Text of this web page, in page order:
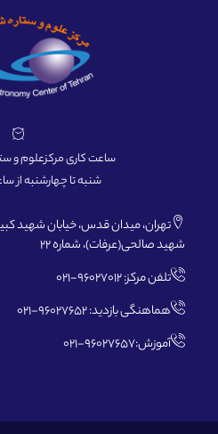
ساعت کاری مرکزعلوم و
شنبه تا چهارشنبه از ساعت 8
تهران، میدان قدس، خیابان شهید
شهید صالحی(عرفات)، شماره 22
تلفن مرکز: 96027012-021
هماهنگی بازدید: 96027652-021
آموزش:96027657-021